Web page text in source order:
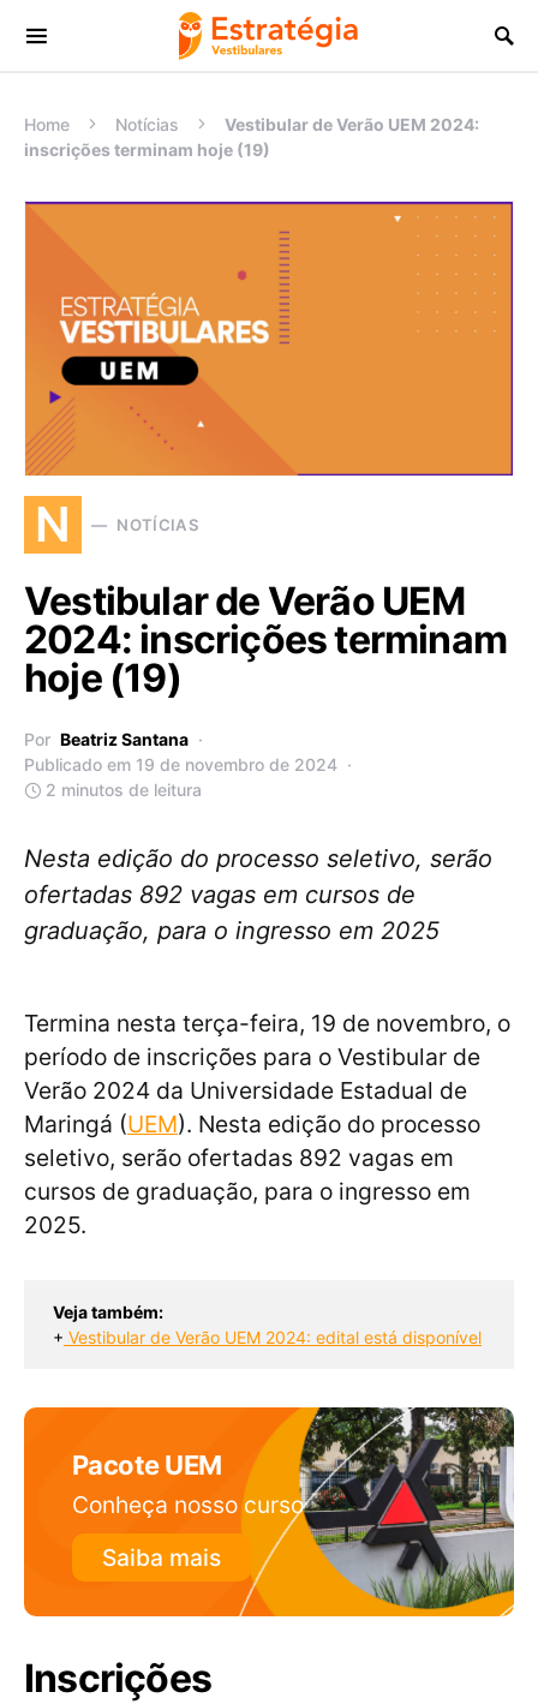
Procurar:
Home Notícias
Vestibular de Verão UEM 2024:
inscrições terminam hoje (19)
N NOTÍCIAS
Vestibular de Verão UEM
2024: inscrições terminam
hoje (19)
Por Beatriz Santana
Publicado em 19 de novembro de 2024
2 minutos de leitura
Nesta edição do processo seletivo, serão
ofertadas 892 vagas em cursos de
graduação, para o ingresso em 2025
Termina nesta terça-feira, 19 de novembro, o
período de inscrições para o Vestibular de
Verão 2024 da Universidade Estadual de
Maringá (UEM). Nesta edição do processo
seletivo, serão ofertadas 892 vagas em
cursos de graduação, para o ingresso em
2025.
Veja também:
+ Vestibular de Verão UEM 2024: edital está disponível
Pacote UEM
Conheça nosso curso
Saiba mais
Inscrições